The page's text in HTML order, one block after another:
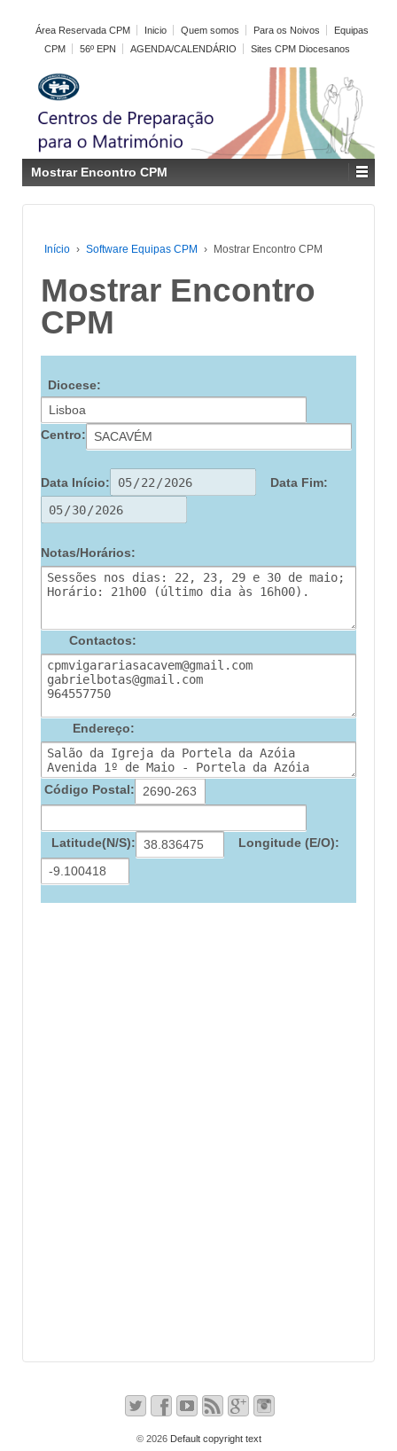
Área Reservada CPM Inicio Quem somos Para os Noivos
Equipas
CPM
56º EPN AGENDA/CALENDÁRIO Sites CPM Diocesanos
Mostrar Encontro CPM
Início › Software Equipas CPM › Mostrar Encontro CPM
Mostrar Encontro
CPM
Diocese:
Centro:
Data Início: Data Fim:
Notas/Horários:
Contactos:
Endereço:
Código Postal:
Latitude(N/S): Longitude (E/O):
© 2026Default copyright text